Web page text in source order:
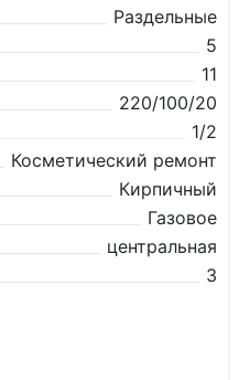
Раздельные
5
11
220/100/20
1/2
Косметический ремонт
Кирпичный
Газовое
центральная
3